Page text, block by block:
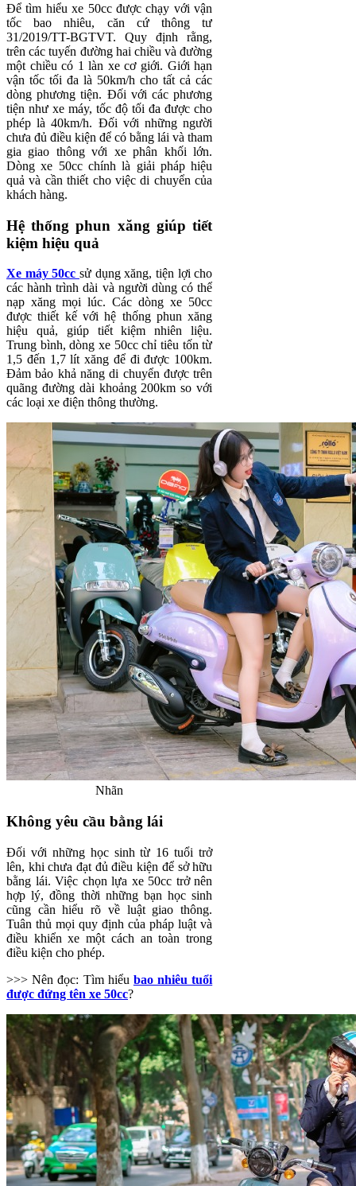
Để tìm hiểu xe 50cc được chạy với vận
tốc bao nhiêu, căn cứ thông tư
31/2019/TT-BGTVT. Quy định rằng,
trên các tuyến đường hai chiều và đường
một chiều có 1 làn xe cơ giới. Giới hạn
vận tốc tối đa là 50km/h cho tất cả các
dòng phương tiện. Đối với các phương
tiện như xe máy, tốc độ tối đa được cho
phép là 40km/h. Đối với những người
chưa đủ điều kiện để có bằng lái và tham
gia giao thông với xe phân khối lớn.
Dòng xe 50cc chính là giải pháp hiệu
quả và cần thiết cho việc di chuyển của
khách hàng.
Hệ thống phun xăng giúp tiết
kiệm hiệu quả
Xe máy 50cc sử dụng xăng, tiện lợi cho
các hành trình dài và người dùng có thể
nạp xăng mọi lúc. Các dòng xe 50cc
được thiết kế với hệ thống phun xăng
hiệu quả, giúp tiết kiệm nhiên liệu.
Trung bình, dòng xe 50cc chỉ tiêu tốn từ
1,5 đến 1,7 lít xăng để đi được 100km.
Đảm bảo khả năng di chuyển được trên
quãng đường dài khoảng 200km so với
các loại xe điện thông thường.
Nhãn
Không yêu cầu bằng lái
Đối với những học sinh từ 16 tuổi trở
lên, khi chưa đạt đủ điều kiện để sở hữu
bằng lái. Việc chọn lựa xe 50cc trở nên
hợp lý, đồng thời những bạn học sinh
cũng cần hiểu rõ về luật giao thông.
Tuân thủ mọi quy định của pháp luật và
điều khiển xe một cách an toàn trong
điều kiện cho phép.
>>> Nên đọc: Tìm hiểu bao nhiêu tuổi
được đứng tên xe 50cc?